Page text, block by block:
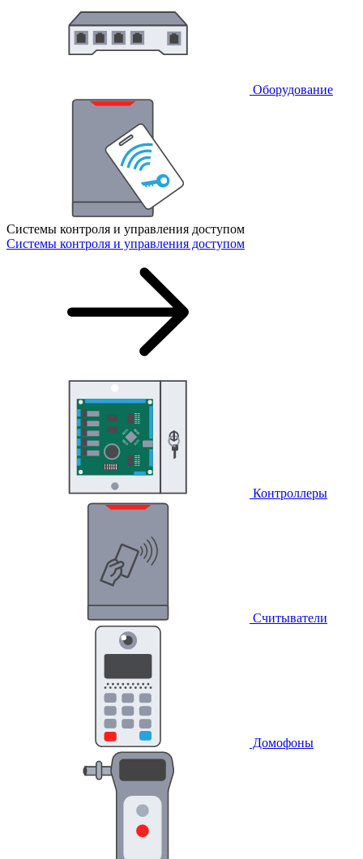
Оборудование
Системы контроля и управления доступом
Системы контроля и управления доступом
Контроллеры
Считыватели
Домофоны